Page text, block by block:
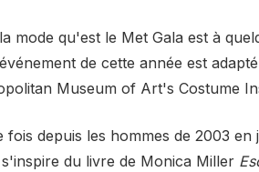
mode qu'est le Met Gala est à
de cette année est
Museum of Art's Costume
fois depuis les hommes de 2003
du livre de Monica Miller